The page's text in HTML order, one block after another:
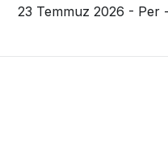
23 Temmuz 2026 - Per